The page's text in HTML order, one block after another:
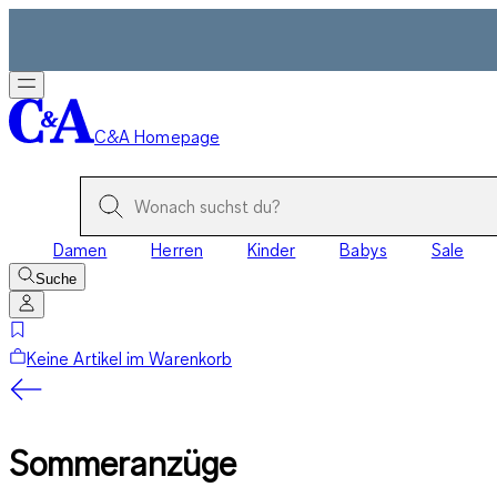
C&A Homepage
Damen Herren Kinder Babys Sale
Suche
Keine Artikel im Warenkorb
Sommeranzüge